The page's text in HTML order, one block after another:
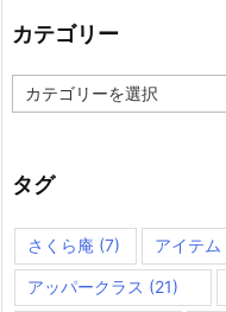
カテゴリー
テ
ー
タグ
さくら庵 (7) アイテム
アッパークラス (21)